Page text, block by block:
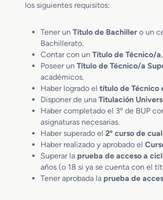
los siguientes requisitos:
Tener un Título de Bachiller o un
Bachillerato.
Contar con un Título de Técnico/a
Poseer un Título de Técnico/a
académicos.
Haber logrado el título de Técnico
Disponer de una Titulación
Haber completado el 3º de BUP
asignaturas necesarias.
Haber superado el 2º curso de
Haber realizado y aprobado el
Superar la prueba de acceso a
años (o 18 si ya se cuenta con el
Tener aprobada la prueba de